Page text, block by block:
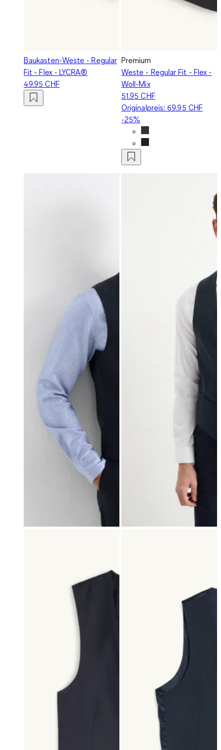
Baukasten-Weste - Regular
Fit - Flex - LYCRA®
49.95 CHF
Premium
Weste - Regular Fit - Flex -
Woll-Mix
51.95 CHF
Originalpreis:69.95 CHF
-25%